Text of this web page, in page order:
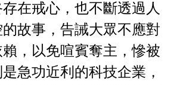
在戒心，也不斷透過人
故事，告誡大眾不應對
，以免喧賓奪主，慘被
急功近利的科技企業，